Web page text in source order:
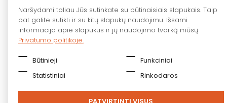
Naršydami toliau Jūs sutinkate su būtinaisiais slapukais. Taip
pat galite sutikti ir su kitų slapukų naudojimu. Išsami
informacija apie slapukus ir jų naudojimo tvarką mūsų
Privatumo politikoje.
Būtinieji
Funkciniai
Statistiniai
Rinkodaros